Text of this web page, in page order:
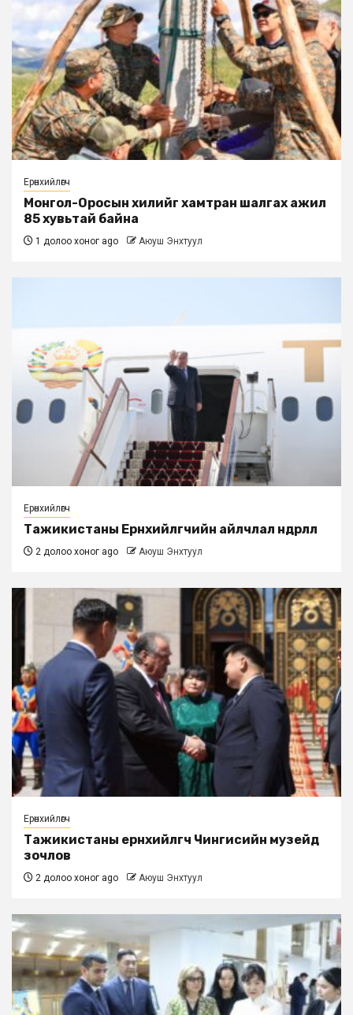
Ерөнхийлөгч
Монгол-Оросын хилийг хамтран шалгах ажил
85 хувьтай байна
1 долоо хоног ago Аюуш Энхтуул
Ерөнхийлөгч
Тажикистаны Ерөнхийлөгчийн айлчлал өндөрлөлөө
2 долоо хоног ago Аюуш Энхтуул
Ерөнхийлөгч
Тажикистаны ерөнхийлөгч Чингисийн музейд
зочлов
2 долоо хоног ago Аюуш Энхтуул